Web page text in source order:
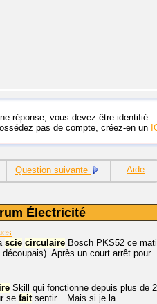
réponse, vous devez être identifié.
pas de compte, créez-en un
Question suivante Aide
Électricité
scie circulaire Bosch PKS52 ce
Après un court arrêt pour...
Skill qui fonctionne depuis plus de
se faitsentir... Mais si je la...